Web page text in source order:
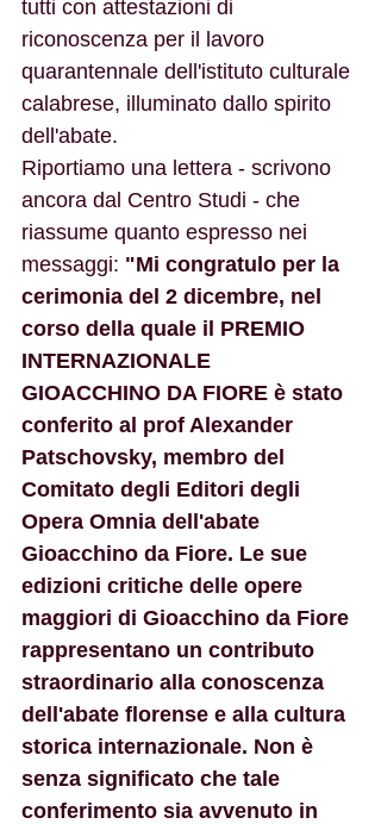
tutti con attestazioni di
riconoscenza per il lavoro
quarantennale dell'istituto culturale
calabrese, illuminato dallo spirito
dell'abate.
Riportiamo una lettera - scrivono
ancora dal Centro Studi - che
riassume quanto espresso nei
messaggi: "Mi congratulo per la
cerimonia del 2 dicembre, nel
corso della quale il PREMIO
INTERNAZIONALE
GIOACCHINO DA FIORE è stato
conferito al prof Alexander
Patschovsky, membro del
Comitato degli Editori degli
Opera Omnia dell'abate
Gioacchino da Fiore. Le sue
edizioni critiche delle opere
maggiori di Gioacchino da Fiore
rappresentano un contributo
straordinario alla conoscenza
dell'abate florense e alla cultura
storica internazionale. Non è
senza significato che tale
conferimento sia avvenuto in